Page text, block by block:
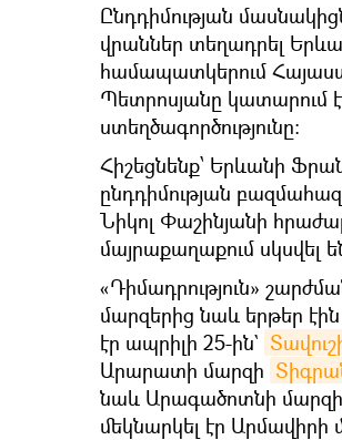
Ընդդիմության
վրաններ տեղադրել
համապատկերում
Պետրոսյանը կատարում
ստեղծագործությունը:
Հիշեցնենք՝ Երևանի
ընդդիմության
Նիկոլ Փաշինյանի
մայրաքաղաքում սկսվել
«Դիմադրություն»
մարզերից նաև երթեր
էր ապրիլի 25-ին`
Արարատի մարզի
նաև Արագածոտնի մարզի
մեկնարկել էր Արմավիրի